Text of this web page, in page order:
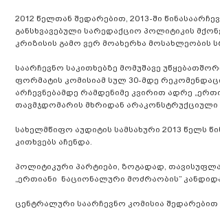
2012 წელთან შედარებით, 2013-ში
განსხვავებული სარედაქციო პოლიტიკის
კრიზისის გამო ვერ მოახერხა
საარჩევნო საკითხებზე მომუშავე
ფორმატის კომისიამ სულ 30-მდე
არჩევნებამდე რამდენიმე კვირით ადრე
თავმჯდომარის მხრიდან არაკონსტრუქციული
სახელმწიფო აუდიტის სამსახური 2013 წელს
კითხვებს აჩენდა.
პოლიტიკური პარტიები, ზოგადად,
„ერთიანი ნაციონალური მოძრაობის”
ცენტრალური საარჩევნო კომისია